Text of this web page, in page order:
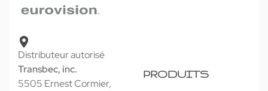
Distributeur autorisé
Transbec, inc.
5505 Ernest Cormier,
PRODUITS